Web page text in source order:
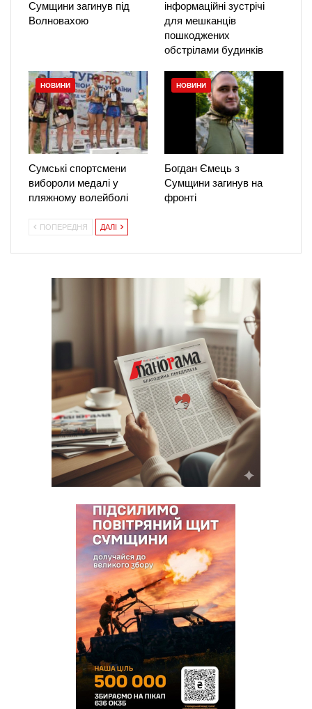
Сумщини загинув під
Волновахою
інформаційні зустрічі
для мешканців
пошкоджених
обстрілами будинків
НОВИНИ
Сумські спортсмени
вибороли медалі у
пляжному волейболі
НОВИНИ
Богдан Ємець з
Сумщини загинув на
фронті
ПОПЕРЕДНЯ ДАЛІ